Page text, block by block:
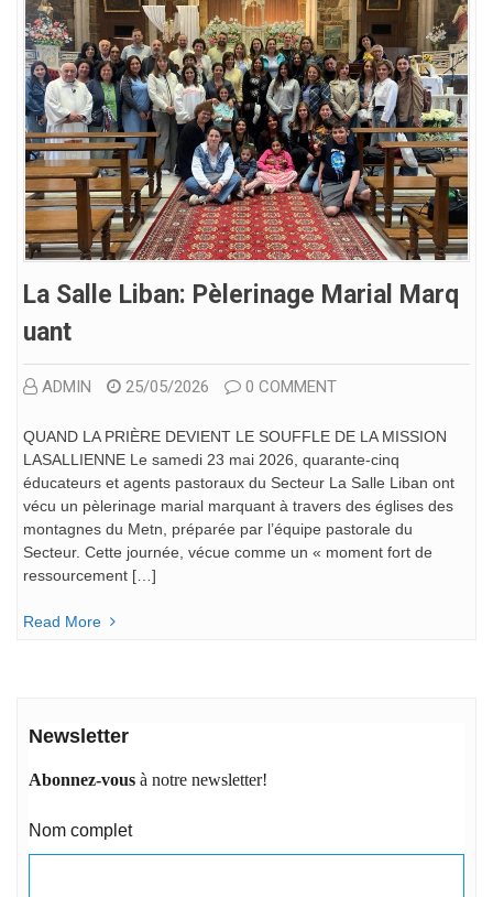
La Salle Liban: Pèlerinage Marial Marq
Uant
ADMIN 25/05/2026 0 COMMENT
QUAND LA PRIÈRE DEVIENT LE SOUFFLE DE LA MISSION
LASALLIENNE Le samedi 23 mai 2026, quarante-cinq
éducateurs et agents pastoraux du Secteur La Salle Liban ont
vécu un pèlerinage marial marquant à travers des églises des
montagnes du Metn, préparée par l’équipe pastorale du
Secteur. Cette journée, vécue comme un « moment fort de
ressourcement […]
Read More
Newsletter
Abonnez-vous à notre newsletter!
Nom complet